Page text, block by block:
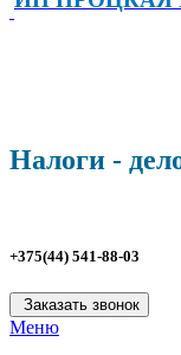
Налоги -
+375(44) 541-88-03
Заказать звонок
Меню